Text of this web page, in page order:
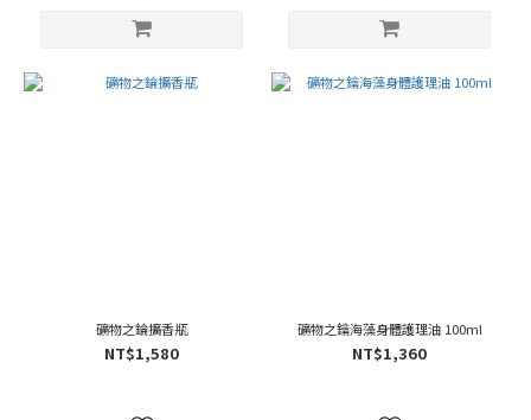
礦物之錀擴香瓶
NT$1,580
礦物之鑰海藻身體護理油 100ml
NT$1,360